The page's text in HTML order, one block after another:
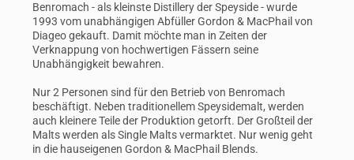
Benromach - als kleinste Distillery der Speyside - wurde
1993 vom unabhängigen Abfüller Gordon & MacPhail von
Diageo gekauft. Damit möchte man in Zeiten der
Verknappung von hochwertigen Fässern seine
Unabhängigkeit bewahren.
Nur 2 Personen sind für den Betrieb von Benromach
beschäftigt. Neben traditionellem Speysidemalt, werden
auch kleinere Teile der Produktion getorft. Der Großteil der
Malts werden als Single Malts vermarktet. Nur wenig geht
in die hauseigenen Gordon & MacPhail Blends.